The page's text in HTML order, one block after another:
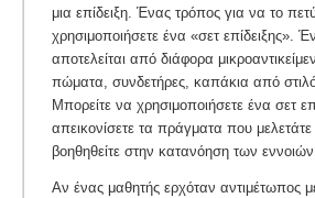
μια επίδειξη. Ένας τρόπος για να το
χρησιμοποιήσετε ένα «σετ επίδειξης».
αποτελείται από διάφορα
πώματα, συνδετήρες, καπάκια από
Μπορείτε να χρησιμοποιήσετε ένα σετ
απεικονίσετε τα πράγματα που μελετάτε
βοηθηθείτε στην κατανόηση των
Αν ένας μαθητής ερχόταν αντιμέτωπος